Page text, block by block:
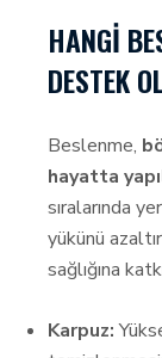
HANGI
DESTEK
Beslenme,
hayatta
sıralarında
yükünü
sağlığına
Karpuz: